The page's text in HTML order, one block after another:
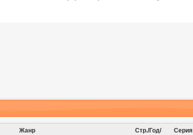
Жанр
Стр./Год/
Серия